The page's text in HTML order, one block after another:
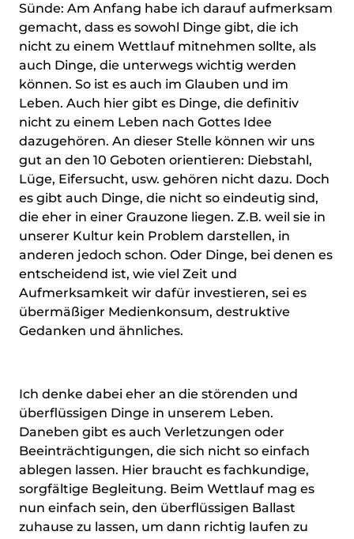
Sünde: Am Anfang habe ich darauf aufmerksam
gemacht, dass es sowohl Dinge gibt, die ich
nicht zu einem Wettlauf mitnehmen sollte, als
auch Dinge, die unterwegs wichtig werden
können. So ist es auch im Glauben und im
Leben. Auch hier gibt es Dinge, die definitiv
nicht zu einem Leben nach Gottes Idee
dazugehören. An dieser Stelle können wir uns
gut an den 10 Geboten orientieren: Diebstahl,
Lüge, Eifersucht, usw. gehören nicht dazu. Doch
es gibt auch Dinge, die nicht so eindeutig sind,
die eher in einer Grauzone liegen. Z.B. weil sie in
unserer Kultur kein Problem darstellen, in
anderen jedoch schon. Oder Dinge, bei denen es
entscheidend ist, wie viel Zeit und
Aufmerksamkeit wir dafür investieren, sei es
übermäßiger Medienkonsum, destruktive
Gedanken und ähnliches.
Ich denke dabei eher an die störenden und
überflüssigen Dinge in unserem Leben.
Daneben gibt es auch Verletzungen oder
Beeinträchtigungen, die sich nicht so einfach
ablegen lassen. Hier braucht es fachkundige,
sorgfältige Begleitung. Beim Wettlauf mag es
nun einfach sein, den überflüssigen Ballast
zuhause zu lassen, um dann richtig laufen zu